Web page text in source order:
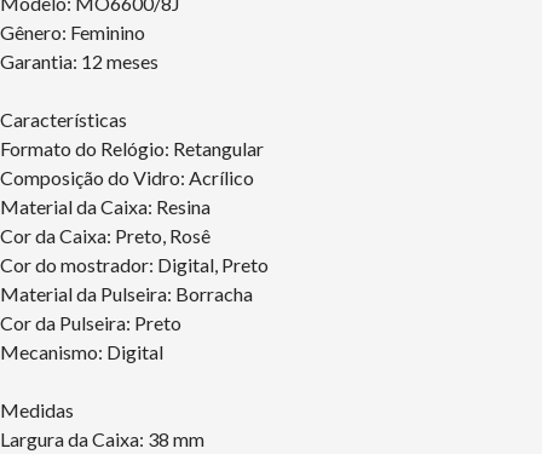
Gênero: Feminino
Garantia: 12 meses
Características
Formato do Relógio: Retangular
Composição do Vidro: Acrílico
Material da Caixa: Resina
Cor da Caixa: Preto, Rosê
Cor do mostrador: Digital, Preto
Material da Pulseira: Borracha
Cor da Pulseira: Preto
Mecanismo: Digital
Medidas
Largura da Caixa: 38 mm